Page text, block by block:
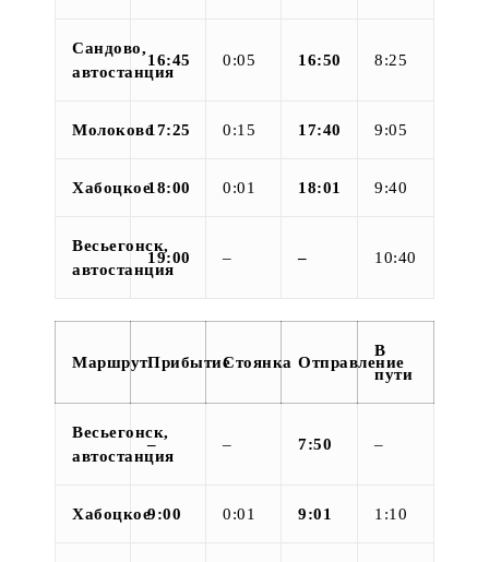
Сандово,
автостанция
16:45 0:05 16:50 8:25
Молоково17:25 0:15 17:40 9:05
Хабоцкое18:00 0:01 18:01 9:40
Весьегонск,
автостанция
19:00 – – 10:40
МаршрутПрибытиеСтоянка Отправление
В
пути
Весьегонск,
автостанция
– – 7:50 –
Хабоцкое9:00 0:01 9:01 1:10